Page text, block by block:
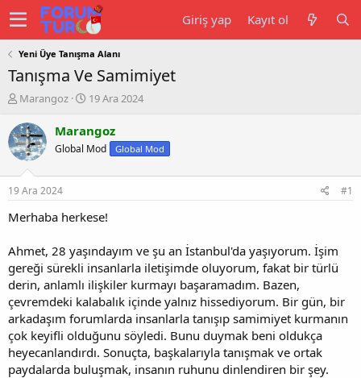
Giriş yap Kayıt ol
Yeni Üye Tanışma Alanı
Tanışma Ve Samimiyet
K
n
u
y
b
a
ş
t
a
n
Marangoz
B
ş
a
ç
r
i
h
i
19 Ara 2024
Marangoz
Global Mod Global Mod
19 Ara 2024 #1
Merhaba herkese!
Ahmet, 28 yaşındayım ve şu an İstanbul'da yaşıyorum. İşim
gereği sürekli insanlarla iletişimde oluyorum, fakat bir türlü
derin, anlamlı ilişkiler kurmayı başaramadım. Bazen,
çevremdeki kalabalık içinde yalnız hissediyorum. Bir gün, bir
arkadaşım forumlarda insanlarla tanışıp samimiyet kurmanın
çok keyifli olduğunu söyledi. Bunu duymak beni oldukça
heyecanlandırdı. Sonuçta, başkalarıyla tanışmak ve ortak
paydalarda buluşmak, insanın ruhunu dinlendiren bir şey.